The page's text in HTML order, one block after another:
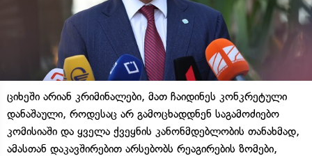
ციხეში არიან კრიმინალები, მათ ჩაიდინეს კონკრეტული
დანაშაული, როდესაც არ გამოცხადდნენ საგამოძიებო
კომისიაში და ყველა ქვეყნის კანონმდებლობის თანახმად,
ამასთან დაკავშირებით არსებობს რეაგირების ზომები,